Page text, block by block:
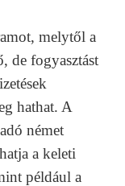
melytől a
de fogyasztást
hathat. A
német
a keleti
például a